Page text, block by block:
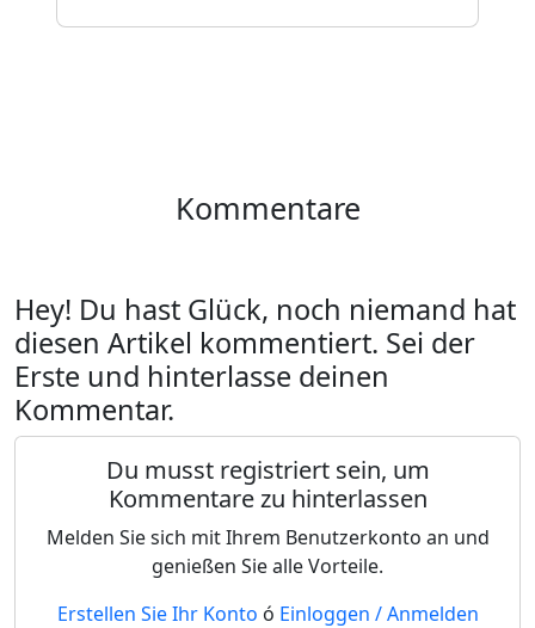
Kommentare
Hey! Du hast Glück, noch niemand hat
diesen Artikel kommentiert. Sei der
Erste und hinterlasse deinen
Kommentar.
Du musst registriert sein, um
Kommentare zu hinterlassen
Melden Sie sich mit Ihrem Benutzerkonto an und
genießen Sie alle Vorteile.
Erstellen Sie Ihr Konto ó Einloggen / Anmelden